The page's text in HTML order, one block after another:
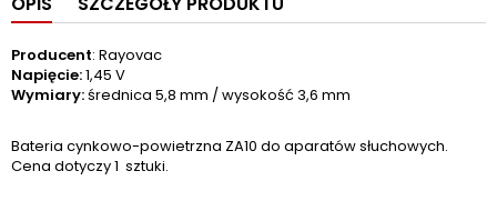
Producent: Rayovac
Napięcie:1,45 V
Wymiary:średnica 5,8 mm / wysokość 3,6 mm
Bateria cynkowo-powietrzna ZA10 do aparatów słuchowych.
Cena dotyczy 1 sztuki.